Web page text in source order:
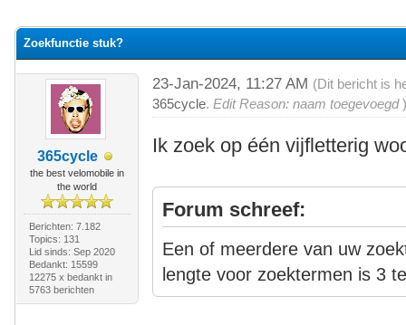
Zoekfunctie stuk?
365cycle
the best velomobile in
the world
Berichten: 7.182
Topics: 131
Lid sinds: Sep 2020
Bedankt: 15599
12275 x bedankt in
5763 berichten
23-Jan-2024, 11:27 AM (Dit bericht is
365cycle. Edit Reason: naam toegevoegd
Ik zoek op één vijfletterig
Forum schreef:
Een of meerdere van uw
lengte voor zoektermen is 3